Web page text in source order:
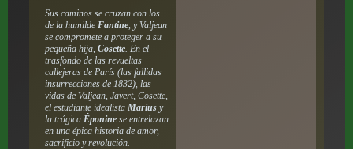
Sus caminos se cruzan con los
de la humilde Fantine, y Valjean
se compromete a proteger a su
pequeña hija, Cosette. En el
trasfondo de las revueltas
callejeras de París (las fallidas
insurrecciones de 1832), las
vidas de Valjean, Javert, Cosette,
el estudiante idealista Mariusy
la trágica Époninese entrelazan
en una épica historia de amor,
sacrificio y revolución.